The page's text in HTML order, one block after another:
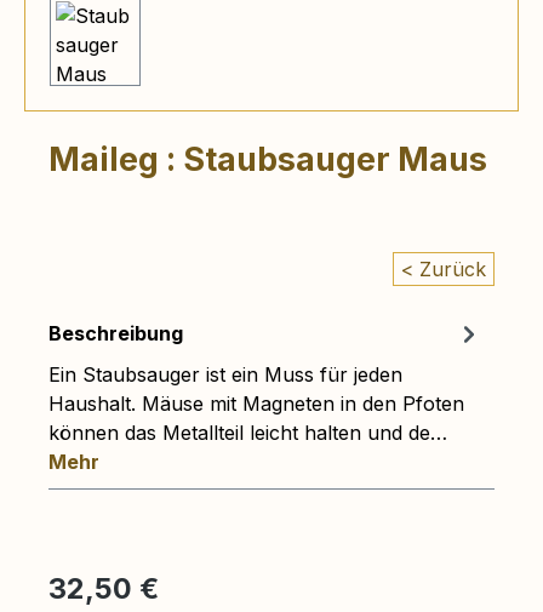
Maileg : Staubsauger Maus
< Zurück
Beschreibung
Ein Staubsauger ist ein Muss für jeden
Haushalt. Mäuse mit Magneten in den Pfoten
können das Metallteil leicht halten und de…
Mehr
Regulärer Preis:
32,50 €